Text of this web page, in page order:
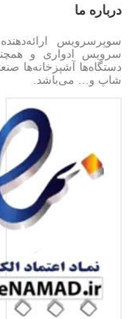
درباره‌ ما
سوپرسرویس
سرویس‌ ادواری و
دستگاه‌ها آشپزخانه‌ها
شاپ و… می‌باشد.